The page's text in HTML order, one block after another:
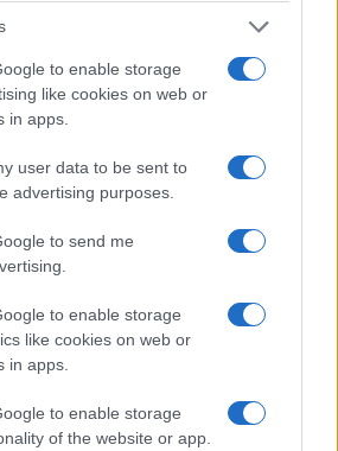
to enable storage
like cookies on web or
in apps.
user data to be sent to
advertising purposes.
to send me
to enable storage
like cookies on web or
in apps.
to enable storage
of the website or app.